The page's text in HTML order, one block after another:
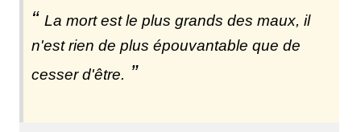
La mort est le plus grands des maux, il
n'est rien de plus épouvantable que de
cesser d'être.